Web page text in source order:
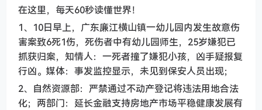
在这里，每天60秒读懂世界！
1、10日早上，广东廉江横山镇一幼儿园内发生故意伤
害案致6死1伤，死伤者中有幼儿园师生，25岁嫌犯已
抓获归案，知情人：一死者撞了嫌犯小孩，凶手疑报复
行凶。媒体：事发监控显示，未见到保安人员出现；
2、自然资源部：严禁通过不动产登记将违法用地合法
化；两部门：延长金融支持房地产市场平稳健康发展有